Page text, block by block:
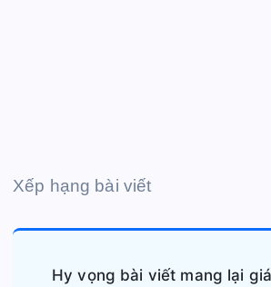
Xếp hạng bài viết
Hy vọng bài viết mang lại